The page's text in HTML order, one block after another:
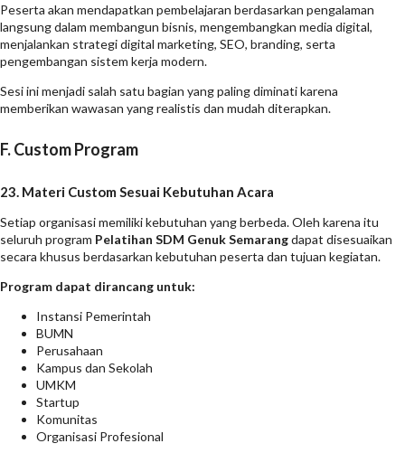
Peserta akan mendapatkan pembelajaran berdasarkan pengalaman
langsung dalam membangun bisnis, mengembangkan media digital,
menjalankan strategi digital marketing, SEO, branding, serta
pengembangan sistem kerja modern.
Sesi ini menjadi salah satu bagian yang paling diminati karena
memberikan wawasan yang realistis dan mudah diterapkan.
F. Custom Program
23. Materi Custom Sesuai Kebutuhan Acara
Setiap organisasi memiliki kebutuhan yang berbeda. Oleh karena itu
seluruh program Pelatihan SDM Genuk Semarangdapat disesuaikan
secara khusus berdasarkan kebutuhan peserta dan tujuan kegiatan.
Program dapat dirancang untuk:
Instansi Pemerintah
BUMN
Perusahaan
Kampus dan Sekolah
UMKM
Startup
Komunitas
Organisasi Profesional